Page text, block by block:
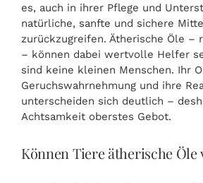
es, auch in ihrer Pflege und
natürliche, sanfte und sichere
zurückzugreifen. Ätherische Öle –
– können dabei wertvolle Helfer
sind keine kleinen Menschen. Ihr
Geruchswahrnehmung und ihre
unterscheiden sich deutlich –
Achtsamkeit oberstes Gebot.
Können Tiere ätherische Öle